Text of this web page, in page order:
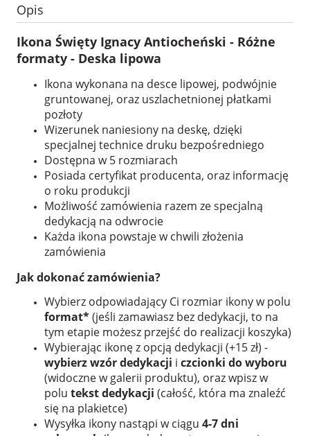
Opis
Ikona Święty Ignacy Antiocheński - Różne
formaty - Deska lipowa
Ikona wykonana na desce lipowej, podwójnie
gruntowanej, oraz uszlachetnionej płatkami
pozłoty
Wizerunek naniesiony na deskę, dzięki
specjalnej technice druku bezpośredniego
Dostępna w 5 rozmiarach
Posiada certyfikat producenta, oraz informację
o roku produkcji
Możliwość zamówienia razem ze specjalną
dedykacją na odwrocie
Każda ikona powstaje w chwili złożenia
zamówienia
Jak dokonać zamówienia?
Wybierz odpowiadający Ci rozmiar ikony w polu
format*(jeśli zamawiasz bez dedykacji, to na
tym etapie możesz przejść do realizacji koszyka)
Wybierając ikonę z opcją dedykacji (+15 zł) -
wybierz wzór dedykacji i czcionki do wyboru
(widoczne w galerii produktu), oraz wpisz w
polu tekst dedykacji (całość, która ma znaleźć
się na plakietce)
Wysyłka ikony nastąpi w ciągu 4-7 dni